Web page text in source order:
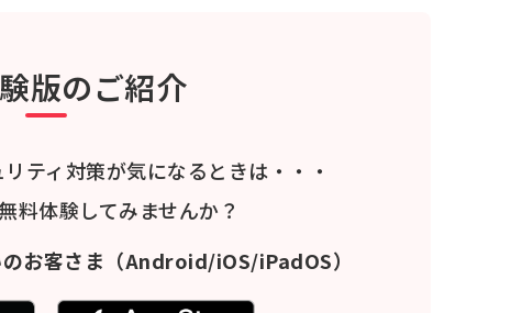
版のご紹介
ティ対策が気になるときは・・・
料体験してみませんか？
お客さま （Android/iOS/iPadOS）